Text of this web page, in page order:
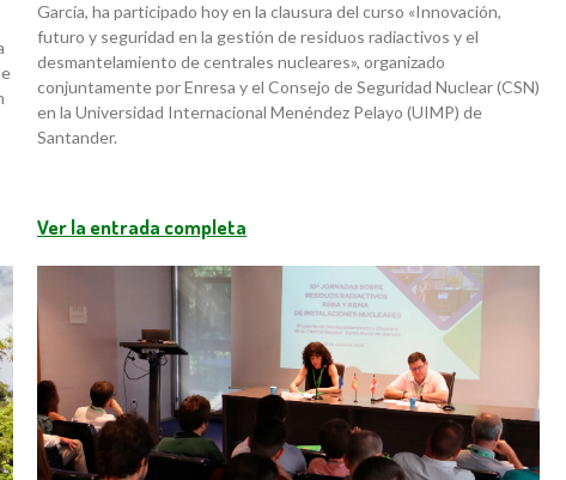
García, ha participado hoy en la clausura del curso «Innovación,
futuro y seguridad en la gestión de residuos radiactivos y el
desmantelamiento de centrales nucleares», organizado
conjuntamente por Enresa y el Consejo de Seguridad Nuclear (CSN)
en la Universidad Internacional Menéndez Pelayo (UIMP) de
Santander.
Ver la entrada completa